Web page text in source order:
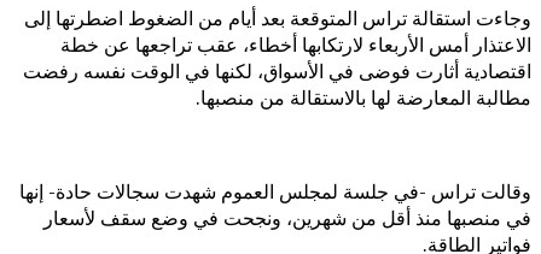
وجاءت استقالة تراس المتوقعة بعد أيام من الضغوط اضطرتها إلى
الاعتذار أمس الأربعاء لارتكابها أخطاء، عقب تراجعها عن خطة
اقتصادية أثارت فوضى في الأسواق، لكنها في الوقت نفسه رفضت
مطالبة المعارضة لها بالاستقالة من منصبها.
وقالت تراس -في جلسة لمجلس العموم شهدت سجالات حادة- إنها
في منصبها منذ أقل من شهرين، ونجحت في وضع سقف لأسعار
فواتير الطاقة.